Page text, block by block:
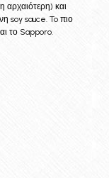
αρχαιότερη) και
soy sauce. To πιο
το Sapporo.